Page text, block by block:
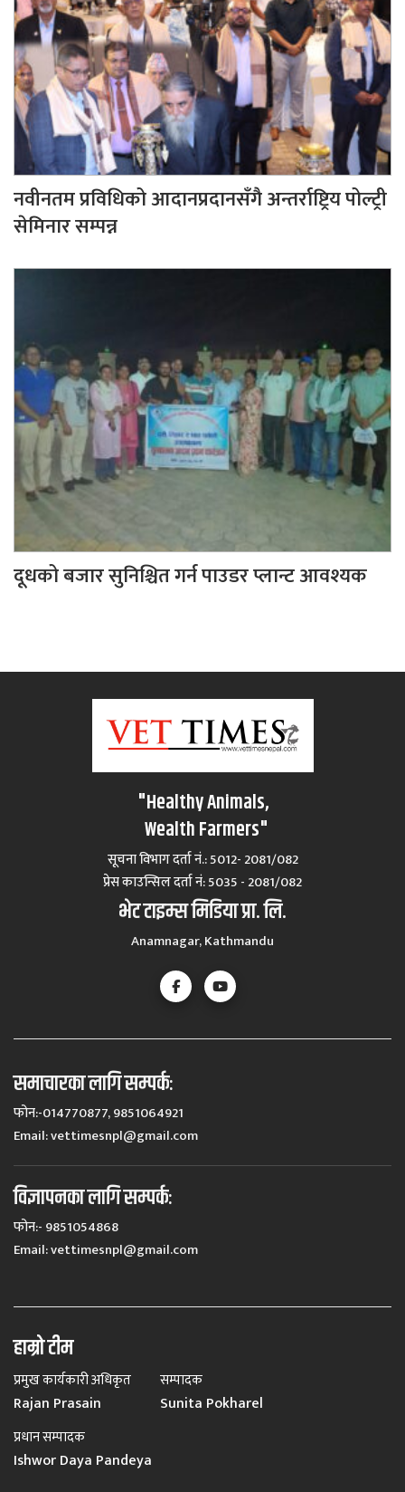
नवीनतम प्रविधिको आदानप्रदानसँगै अन्तर्राष्ट्रिय पोल्ट्री
सेमिनार सम्पन्न
दूधको बजार सुनिश्चित गर्न पाउडर प्लान्ट आवश्यक
"Healthy Animals,
Wealth Farmers"
सूचना विभाग दर्ता नं.: 5012- 2081/082
प्रेस काउन्सिल दर्ता नं‍: 5035 - 2081/082
भेट टाइम्स मिडिया प्रा. लि.
Anamnagar, Kathmandu
समाचारका लागि सम्पर्कः
फोन:-014770877, 9851064921
Email:vettimesnpl@gmail.com
विज्ञापनका लागि सम्पर्कः
फोन:- 9851054868
Email:vettimesnpl@gmail.com
हाम्रो टीम
प्रमुख कार्यकारी अधिकृत
Rajan Prasain
सम्पादक
Sunita Pokharel
प्रधान सम्पादक
Ishwor Daya Pandeya